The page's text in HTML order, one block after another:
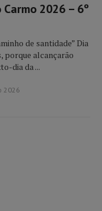
2026 – 6º
de santidade” Dia
porque alcançarão
dia da ...
2026